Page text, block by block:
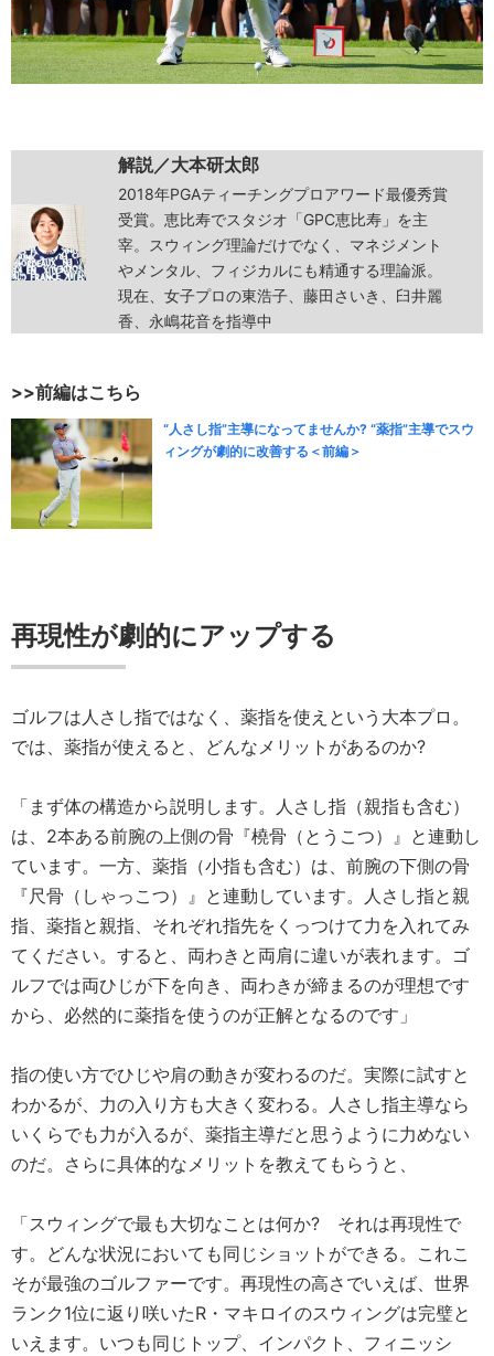
解説／大本研太郎
2018年PGAティーチングプロアワード最優秀賞
受賞。恵比寿でスタジオ「GPC恵比寿」を主
宰。スウィング理論だけでなく、マネジメント
やメンタル、フィジカルにも精通する理論派。
現在、女子プロの東浩子、藤田さいき、臼井麗
香、永嶋花音を指導中
>>前編はこちら
“人さし指”主導になってませんか? “薬指”主導でスウ
ィングが劇的に改善する＜前編＞
再現性が劇的にアップする
ゴルフは人さし指ではなく、薬指を使えという大本プロ。
では、薬指が使えると、どんなメリットがあるのか?
「まず体の構造から説明します。人さし指（親指も含む）
は、2本ある前腕の上側の骨『橈骨（とうこつ）』と連動し
ています。一方、薬指（小指も含む）は、前腕の下側の骨
『尺骨（しゃっこつ）』と連動しています。人さし指と親
指、薬指と親指、それぞれ指先をくっつけて力を入れてみ
てください。すると、両わきと両肩に違いが表れます。ゴ
ルフでは両ひじが下を向き、両わきが締まるのが理想です
から、必然的に薬指を使うのが正解となるのです」
指の使い方でひじや肩の動きが変わるのだ。実際に試すと
わかるが、力の入り方も大きく変わる。人さし指主導なら
いくらでも力が入るが、薬指主導だと思うように力めない
のだ。さらに具体的なメリットを教えてもらうと、
「スウィングで最も大切なことは何か? それは再現性で
す。どんな状況においても同じショットができる。これこ
そが最強のゴルファーです。再現性の高さでいえば、世界
ランク1位に返り咲いたR・マキロイのスウィングは完璧と
いえます。いつも同じトップ、インパクト、フィニッシ